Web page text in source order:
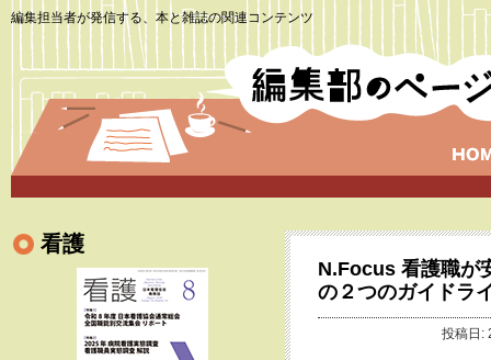
編集担当者が発信する、本と雑誌の関連コンテンツ
N.Focus 看護職が
の２つのガイドラ
投稿日:
看護